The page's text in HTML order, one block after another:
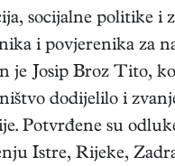
socijalne politike i
i povjerenika za
je Josip Broz Tito,
dodijelilo i
Potvrđene su
Istre, Rijeke,